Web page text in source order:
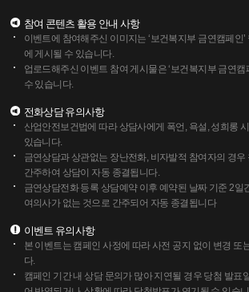
참여 콘텐츠 활용 안내 사항
이벤트에 참여해주신 이미지는 ‘보건복지부 금연캠페인
에 게시될 수 있습니다.
업로드해주신 이벤트 참여 게시물은 ‘보건복지부 금연캠
수 있습니다.
전화상담 유의사항
산업안전보건법에 따라 상담사에게 폭언, 욕설, 성희롱
있습니다.
금연상담과 상관없는 장난전화, 비자발적 참여자의 경우
간주하여 상담이 자동 종결됩니다.
금연상담전화 등록 상담예약 이후 예약된 날짜 기준 2일
여의사가 없는 것으로 간주되어 자동 종결됩니다
이벤트 유의사항
본 이벤트는 캠페인 사정에 따라 사전 공지 없이 변경 또
다.
캠페인 기간 내 상담 문의가 많아 지연될 경우 당첨 발표